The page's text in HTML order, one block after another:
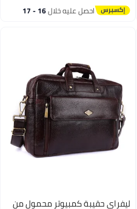
كروس بودي للأعمال حقيبة تنفيذية
لجهاز iPad Macbook حزام كتف قابل
احصل عليه خلال 16 - 17
ليفراي حقيبة كمبيوتر محمول من